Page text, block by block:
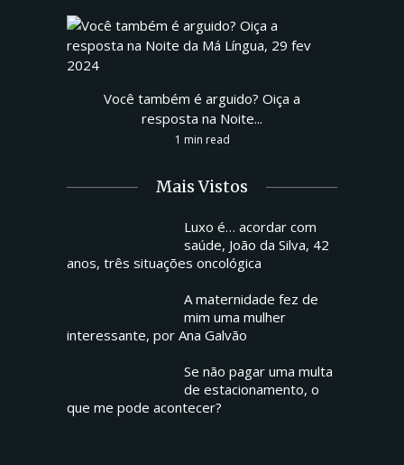
Você também é arguido? Oiça a
resposta na Noite...
1 min read
Mais Vistos
Luxo é… acordar com
saúde, João da Silva, 42
anos, três situações oncológica
A maternidade fez de
mim uma mulher
interessante, por Ana Galvão
Se não pagar uma multa
de estacionamento, o
que me pode acontecer?